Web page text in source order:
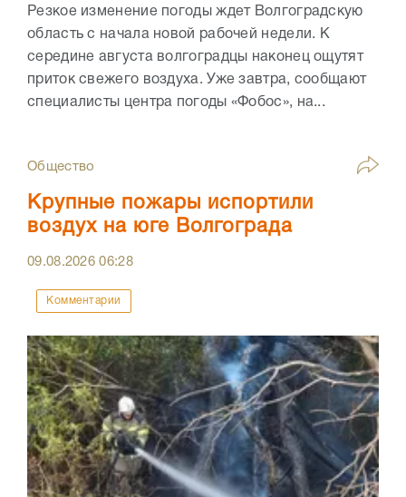
Резкое изменение погоды ждет Волгоградскую
область с начала новой рабочей недели. К
середине августа волгоградцы наконец ощутят
приток свежего воздуха. Уже завтра, сообщают
специалисты центра погоды «Фобос», на...
Общество
Крупные пожары испортили
воздух на юге Волгограда
09.08.202606:28
Комментарии